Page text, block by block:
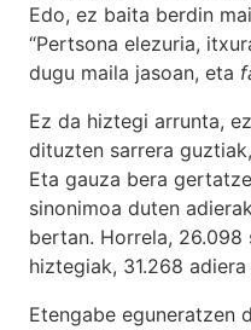
Edo, ez baita berdin
“Pertsona elezuria,
dugu maila jasoan, eta
Ez da hiztegi arrunta,
dituzten sarrera
Eta gauza bera
sinonimoa duten
bertan. Horrela, 26.098
hiztegiak, 31.268
Etengabe eguneratzen